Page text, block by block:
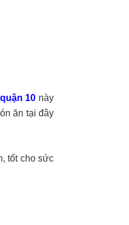
10 này
ăn tại đây
tốt cho sức